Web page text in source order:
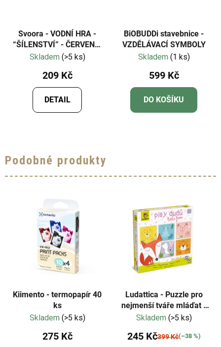
Svoora - VODNÍ HRA -
“ŠÍLENSTVÍ” - ČERVENÁ,
MODRÁ , ZELENÁ
Skladem (>5 ks)
209 Kč
DETAIL
BiOBUDDi stavebnice -
VZDĚLÁVACÍ SYMBOLY
Skladem (1 ks)
599 Kč
DO KOŠÍKU
Podobné produkty
Kiimento - termopapír 40
ks
Skladem (>5 ks)
275 Kč
Ludattica - Puzzle pro
nejmenší tváře mláďat -
Dudu
Skladem (>5 ks)
245 Kč399 Kč(–38 %)